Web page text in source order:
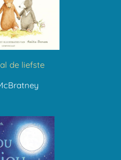
de liefste